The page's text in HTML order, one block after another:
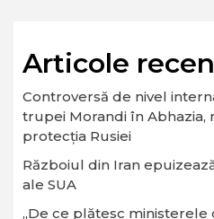
Articole
Controversă de nivel
trupei Morandi în Abhazia,
protecția Rusiei
Războiul din Iran
ale SUA
„De ce plătesc